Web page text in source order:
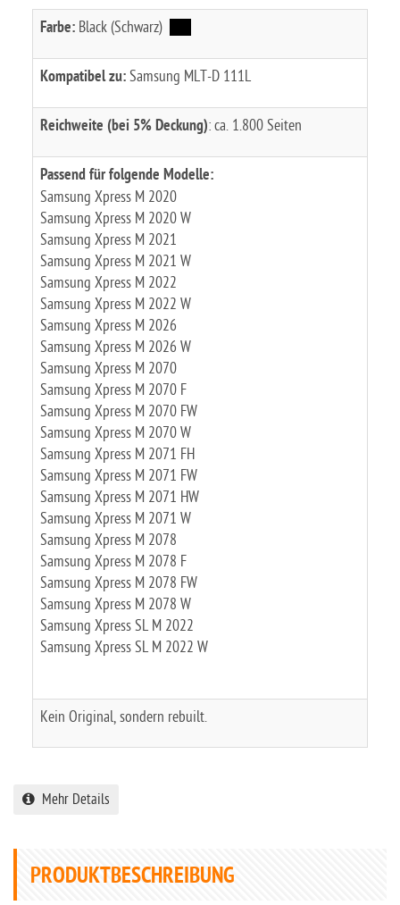
Farbe: Black (Schwarz)
Kompatibel zu: Samsung MLT-D 111L
Reichweite (bei 5% Deckung): ca. 1.800 Seiten
Passend für folgende Modelle:
Samsung Xpress M 2020
Samsung Xpress M 2020 W
Samsung Xpress M 2021
Samsung Xpress M 2021 W
Samsung Xpress M 2022
Samsung Xpress M 2022 W
Samsung Xpress M 2026
Samsung Xpress M 2026 W
Samsung Xpress M 2070
Samsung Xpress M 2070 F
Samsung Xpress M 2070 FW
Samsung Xpress M 2070 W
Samsung Xpress M 2071 FH
Samsung Xpress M 2071 FW
Samsung Xpress M 2071 HW
Samsung Xpress M 2071 W
Samsung Xpress M 2078
Samsung Xpress M 2078 F
Samsung Xpress M 2078 FW
Samsung Xpress M 2078 W
Samsung Xpress SL M 2022
Samsung Xpress SL M 2022 W
Kein Original, sondern rebuilt.
Mehr Details
PRODUKTBESCHREIBUNG